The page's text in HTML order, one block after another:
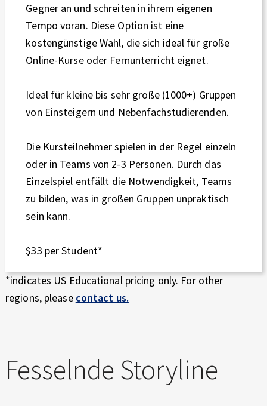
Gegner an und schreiten in ihrem eigenen
Tempo voran. Diese Option ist eine
kostengünstige Wahl, die sich ideal für große
Online-Kurse oder Fernunterricht eignet.
Ideal für kleine bis sehr große (1000+) Gruppen
von Einsteigern und Nebenfachstudierenden.
Die Kursteilnehmer spielen in der Regel einzeln
oder in Teams von 2-3 Personen. Durch das
Einzelspiel entfällt die Notwendigkeit, Teams
zu bilden, was in großen Gruppen unpraktisch
sein kann.
$33 per Student*
*indicates US Educational pricing only. For other
regions, please contact us.
Fesselnde Storyline